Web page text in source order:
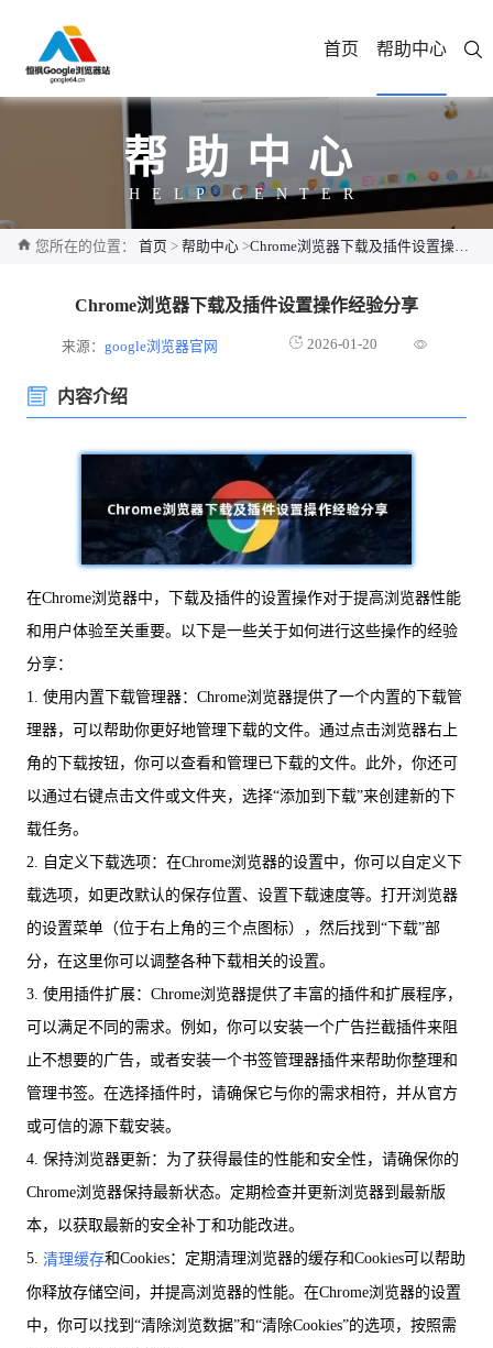
首页 帮助中心
帮助中心
HELP CENTER
您所在的位置： 首页 > 帮助中心 >Chrome浏览器下载及插件设置操作经验分享
Chrome浏览器下载及插件设置操作经验分享
来源：google浏览器官网 2026-01-20
内容介绍
在Chrome浏览器中，下载及插件的设置操作对于提高浏览器性能
和用户体验至关重要。以下是一些关于如何进行这些操作的经验
分享：
1. 使用内置下载管理器：Chrome浏览器提供了一个内置的下载管
理器，可以帮助你更好地管理下载的文件。通过点击浏览器右上
角的下载按钮，你可以查看和管理已下载的文件。此外，你还可
以通过右键点击文件或文件夹，选择“添加到下载”来创建新的下
载任务。
2. 自定义下载选项：在Chrome浏览器的设置中，你可以自定义下
载选项，如更改默认的保存位置、设置下载速度等。打开浏览器
的设置菜单（位于右上角的三个点图标），然后找到“下载”部
分，在这里你可以调整各种下载相关的设置。
3. 使用插件扩展：Chrome浏览器提供了丰富的插件和扩展程序，
可以满足不同的需求。例如，你可以安装一个广告拦截插件来阻
止不想要的广告，或者安装一个书签管理器插件来帮助你整理和
管理书签。在选择插件时，请确保它与你的需求相符，并从官方
或可信的源下载安装。
4. 保持浏览器更新：为了获得最佳的性能和安全性，请确保你的
Chrome浏览器保持最新状态。定期检查并更新浏览器到最新版
本，以获取最新的安全补丁和功能改进。
5. 清理缓存和Cookies：定期清理浏览器的缓存和Cookies可以帮助
你释放存储空间，并提高浏览器的性能。在Chrome浏览器的设置
中，你可以找到“清除浏览数据”和“清除Cookies”的选项，按照需